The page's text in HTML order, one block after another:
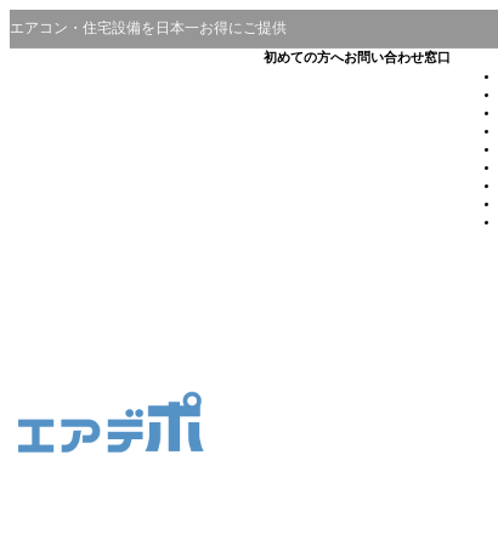
エアコン・住宅設備を日本一お得にご提供
初めての方へお問い合わせ窓口